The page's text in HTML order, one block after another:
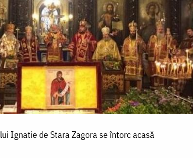
Ignatie de Stara Zagora se întorc acasă